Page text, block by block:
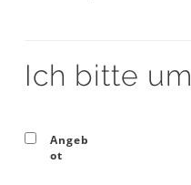
Ich bitte um
Angeb
ot